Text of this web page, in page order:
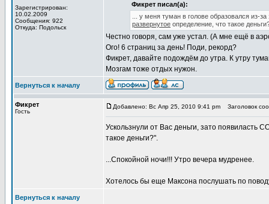
Зарегистрирован:
10.02.2009
Сообщения: 922
Откуда: Подольск
Фикрет писал(а):
... у меня туман в голове образовался из-
развернутое определение, что такое
Честно говоря, сам уже устал. (А мне ещё в
Ого! 6 страниц за день! Поди, рекорд?
Фикрет, давайте подождём до утра. К утру
Мозгам тоже отдых нужон.
Вернуться к началу
Фикрет
Гость
Добавлено: Вс Апр 25, 2010 9:41 pm Заголовок
Ускользнули от Вас деньги, зато
такое деньги?".
...Спокойной ночи!!! Утро вечера мудренее.
Хотелось бы еще Максона послушать по
Вернуться к началу